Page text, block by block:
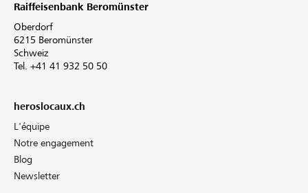
Raiffeisenbank Beromünster
Oberdorf
6215 Beromünster
Schweiz
Tel. +41 41 932 50 50
heroslocaux.ch
L'équipe
Notre engagement
Blog
Newsletter